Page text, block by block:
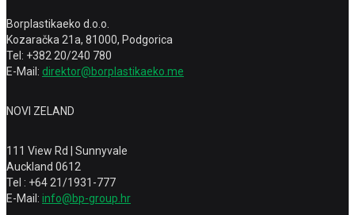
Borplastikaeko d.o.o.
Kozaračka 21a, 81000, Podgorica
Tel: +382 20/240 780
E-Mail: direktor@borplastikaeko.me
NOVI ZELAND
111 View Rd | Sunnyvale
Auckland 0612
Tel : +64 21/1931-777
E-Mail: info@bp-group.hr